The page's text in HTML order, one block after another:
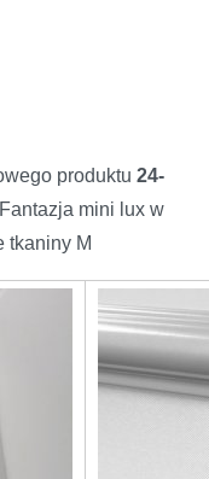
produktu 24-
mini lux w
tkaniny M